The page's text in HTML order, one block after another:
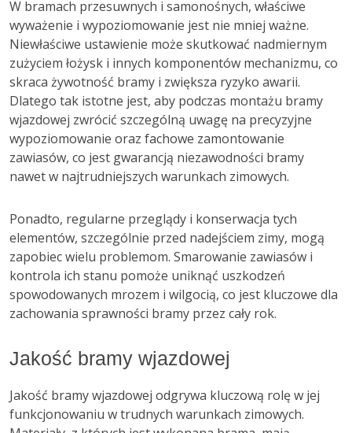
W bramach przesuwnych i samonośnych, właściwe
wyważenie i wypoziomowanie jest nie mniej ważne.
Niewłaściwe ustawienie może skutkować nadmiernym
zużyciem łożysk i innych komponentów mechanizmu, co
skraca żywotność bramy i zwiększa ryzyko awarii.
Dlatego tak istotne jest, aby podczas montażu bramy
wjazdowej zwrócić szczególną uwagę na precyzyjne
wypoziomowanie oraz fachowe zamontowanie
zawiasów, co jest gwarancją niezawodności bramy
nawet w najtrudniejszych warunkach zimowych.
Ponadto, regularne przeglądy i konserwacja tych
elementów, szczególnie przed nadejściem zimy, mogą
zapobiec wielu problemom. Smarowanie zawiasów i
kontrola ich stanu pomoże uniknąć uszkodzeń
spowodowanych mrozem i wilgocią, co jest kluczowe dla
zachowania sprawności bramy przez cały rok.
Jakość bramy wjazdowej
Jakość bramy wjazdowej odgrywa kluczową rolę w jej
funkcjonowaniu w trudnych warunkach zimowych.